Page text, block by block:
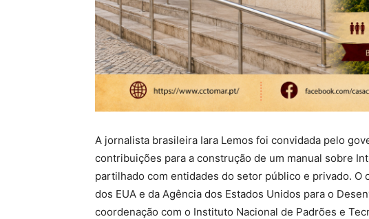
A jornalista brasileira Iara Lemos foi convidada pelo
contribuições para a construção de um manual sobre
partilhado com entidades do setor público e privado.
dos EUA e da Agência dos Estados Unidos para o
coordenação com o Instituto Nacional de Padrões e